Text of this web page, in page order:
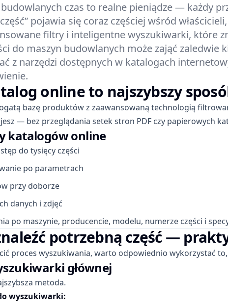
czas to realne pieniądze — każdy
pojawia się coraz częściej wśród
filtry i inteligentne wyszukiwarki, które
do maszyn budowlanych może zająć
z narzędzi dostępnych w katalogach
online to najszybszy
bazę produktów z zaawansowaną technologią
— bez przeglądania setek stron PDF czy papierowych
katalogów online
do tysięcy części
po parametrach
przy doborze
danych i zdjęć
po maszynie, producencie, modelu, numerze części i
potrzebną część —
proces wyszukiwania, warto odpowiednio wykorzystać
głównej
metoda.
wyszukiwarki: